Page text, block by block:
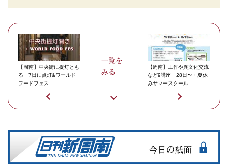
【周南】中央街に提灯とも
る 7日に点灯&ワールド
フードフェス
一覧を
みる
【周南】工作や異文化交流
など9講座 28日〜・夏休
みサマースクール